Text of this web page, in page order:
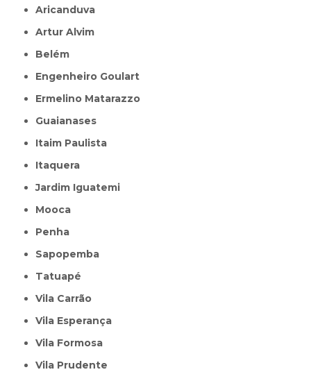
Aricanduva
Artur Alvim
Belém
Engenheiro Goulart
Ermelino Matarazzo
Guaianases
Itaim Paulista
Itaquera
Jardim Iguatemi
Mooca
Penha
Sapopemba
Tatuapé
Vila Carrão
Vila Esperança
Vila Formosa
Vila Prudente